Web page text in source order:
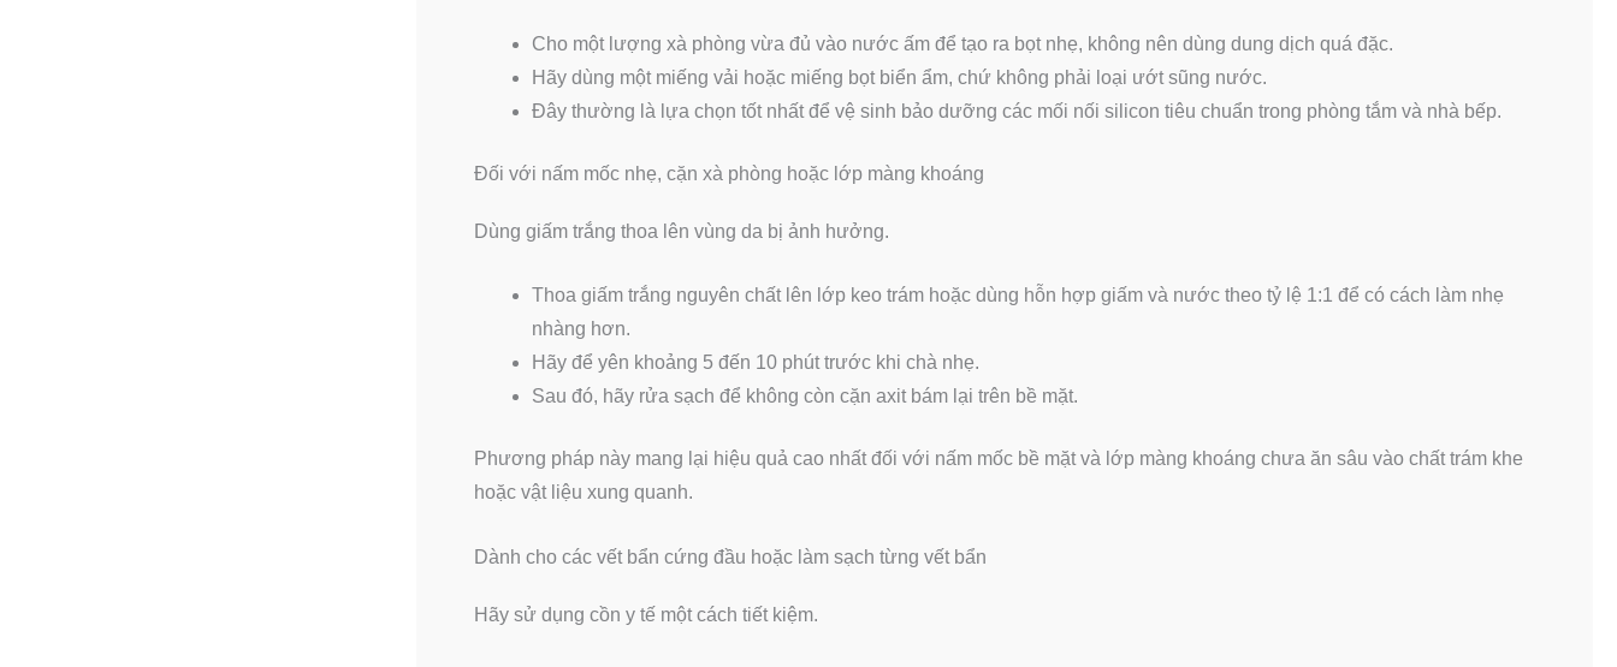
Cho một lượng xà phòng vừa đủ vào nước ấm để tạo ra bọt nhẹ, không nên dùng dung dịch quá đặc.
Hãy dùng một miếng vải hoặc miếng bọt biển ẩm, chứ không phải loại ướt sũng nước.
Đây thường là lựa chọn tốt nhất để vệ sinh bảo dưỡng các mối nối silicon tiêu chuẩn trong phòng tắm và nhà bếp.
Đối với nấm mốc nhẹ, cặn xà phòng hoặc lớp màng khoáng
Dùng giấm trắng thoa lên vùng da bị ảnh hưởng.
Thoa giấm trắng nguyên chất lên lớp keo trám hoặc dùng hỗn hợp giấm và nước theo tỷ lệ 1:1 để có cách làm nhẹ
nhàng hơn.
Hãy để yên khoảng 5 đến 10 phút trước khi chà nhẹ.
Sau đó, hãy rửa sạch để không còn cặn axit bám lại trên bề mặt.
Phương pháp này mang lại hiệu quả cao nhất đối với nấm mốc bề mặt và lớp màng khoáng chưa ăn sâu vào chất trám khe
hoặc vật liệu xung quanh.
Dành cho các vết bẩn cứng đầu hoặc làm sạch từng vết bẩn
Hãy sử dụng cồn y tế một cách tiết kiệm.